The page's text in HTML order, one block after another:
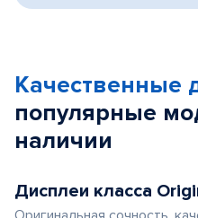
Качественные
популярные
наличии
Дисплеи класса